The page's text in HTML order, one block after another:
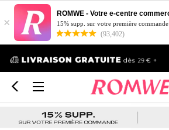
× 15% supp. sur votre première commande
(93,402)